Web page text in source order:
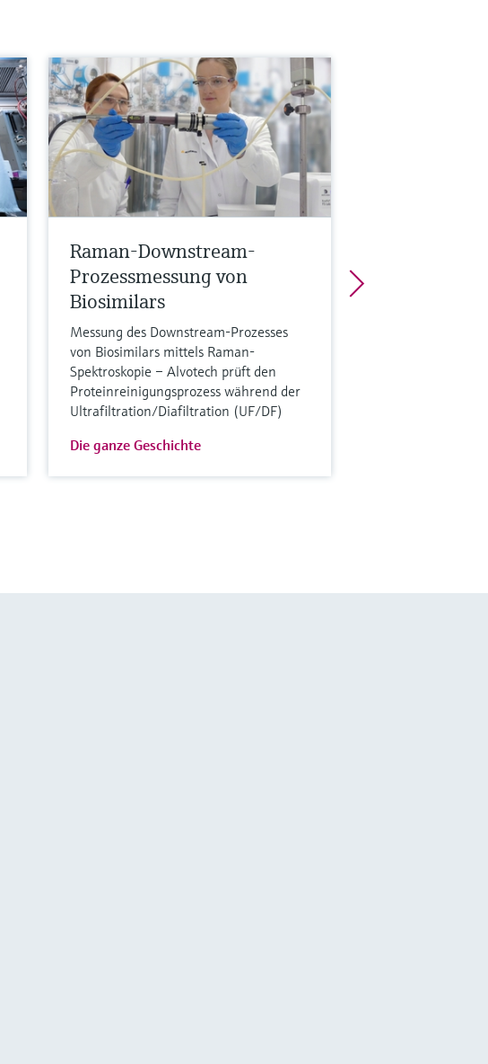
Raman-Downstream-
Prozessmessung von
Biosimilars
Messung des Downstream-Prozesses
von Biosimilars mittels Raman-
Spektroskopie – Alvotech prüft den
Proteinreinigungsprozess während der
Ultrafiltration/Diafiltration (UF/DF)
Die ganze Geschichte